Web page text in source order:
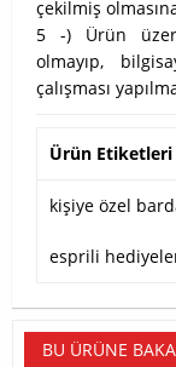
çekilmiş
5 -) Ürün
olmayıp,
çalışması
Ürün Etiketleri
kişiye özel
esprili
BU ÜRÜNE